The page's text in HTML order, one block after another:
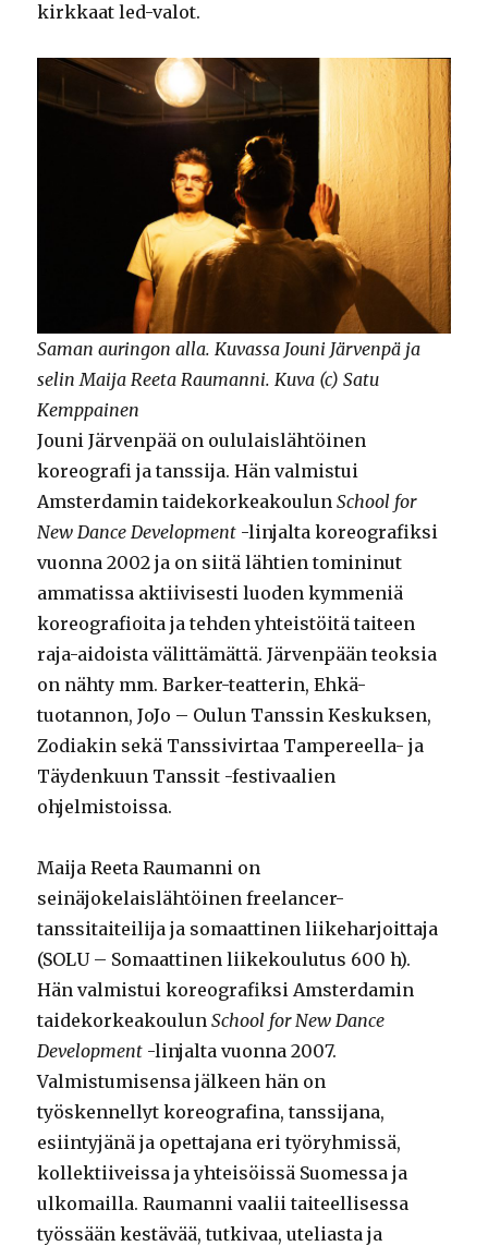
kirkkaat led-valot.
Saman auringon alla. Kuvassa Jouni Järvenpä ja
selin Maija Reeta Raumanni. Kuva (c) Satu
Kemppainen
Jouni Järvenpää on oululaislähtöinen
koreografi ja tanssija. Hän valmistui
Amsterdamin taidekorkeakoulunSchool for
New Dance Development -linjalta koreografiksi
vuonna 2002 ja on siitä lähtien tomininut
ammatissa aktiivisesti luoden kymmeniä
koreografioita ja tehden yhteistöitä taiteen
raja-aidoista välittämättä. Järvenpään teoksia
on nähty mm. Barker-teatterin, Ehkä-
tuotannon, JoJo – Oulun Tanssin Keskuksen,
Zodiakin sekä Tanssivirtaa Tampereella- ja
Täydenkuun Tanssit -festivaalien
ohjelmistoissa.
Maija Reeta Raumanni on
seinäjokelaislähtöinen freelancer-
tanssitaiteilija ja somaattinen liikeharjoittaja
(SOLU – Somaattinen liikekoulutus 600 h).
Hän valmistui koreografiksi Amsterdamin
taidekorkeakoulunSchool for New Dance
Development -linjalta vuonna 2007.
Valmistumisensa jälkeen hän on
työskennellyt koreografina, tanssijana,
esiintyjänä ja opettajana eri työryhmissä,
kollektiiveissa ja yhteisöissä Suomessa ja
ulkomailla. Raumanni vaalii taiteellisessa
työssään kestävää, tutkivaa, uteliasta ja